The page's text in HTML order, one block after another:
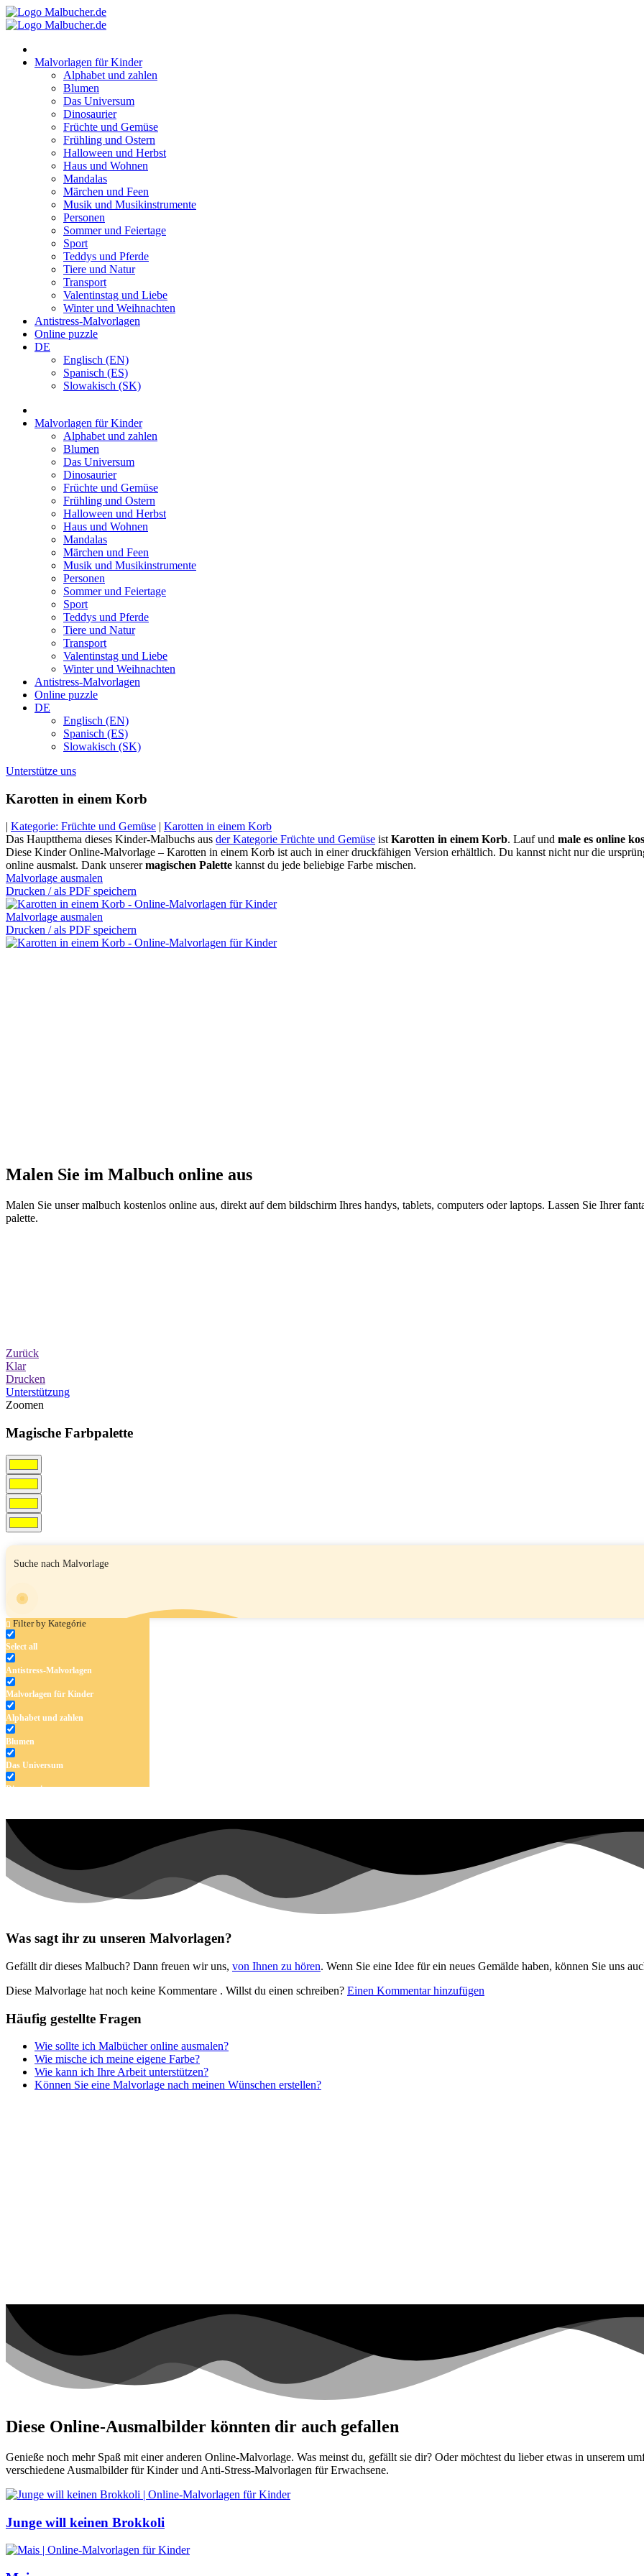
Zum
Inhalt
Malvorlagen für Kinder
Alphabet und zahlen
Blumen
Das Universum
Dinosaurier
Früchte und Gemüse
Frühling und Ostern
Halloween und Herbst
Haus und Wohnen
Mandalas
Märchen und Feen
Musik und Musikinstrumente
Personen
Sommer und Feiertage
Sport
Teddys und Pferde
Tiere und Natur
Transport
Valentinstag und Liebe
Winter und Weihnachten
Antistress-Malvorlagen
Online puzzle
DE
Englisch (EN)
Spanisch (ES)
Slowakisch (SK)
Malvorlagen für Kinder
Alphabet und zahlen
Blumen
Das Universum
Dinosaurier
Früchte und Gemüse
Frühling und Ostern
Halloween und Herbst
Haus und Wohnen
Mandalas
Märchen und Feen
Musik und Musikinstrumente
Personen
Sommer und Feiertage
Sport
Teddys und Pferde
Tiere und Natur
Transport
Valentinstag und Liebe
Winter und Weihnachten
Antistress-Malvorlagen
Online puzzle
DE
Englisch (EN)
Spanisch (ES)
Slowakisch (SK)
Unterstütze uns
Karotten in einem Korb
| Kategorie: Früchte und Gemüse | Karotten in einem Korb
Das Hauptthema dieses Kinder-Malbuchs aus der Kategorie Früchte und Gemüse istKarotten in einem Korb. Lauf und male es online
Diese Kinder Online-Malvorlage – Karotten in einem Korb ist auch in einer druckfähigen Version erhältlich. Du kannst nicht nur die
online ausmalst. Dank unserermagischen Palette kannst du jede beliebige Farbe mischen.
Malvorlage ausmalen
Drucken / als PDF speichern
Malvorlage ausmalen
Drucken / als PDF speichern
Malen Sie im Malbuch online aus
Malen Sie unser malbuch kostenlos online aus, direkt auf dem bildschirm Ihres handys, tablets, computers oder laptops. Lassen Sie Ihrer
palette.
Zurück
Klar
Drucken
Unterstützung
Zoomen
Magische Farbpalette
Filter by Kategórie
Select all
Antistress-Malvorlagen
Malvorlagen für Kinder
Alphabet und zahlen
Blumen
Das Universum
Dinosaurier
Frühling und Ostern
Halloween und Herbst
Haus und Wohnen
Märchen und Feen
Sport
Teddys und Pferde
Tiere und Natur
Was sagt ihr zu unseren Malvorlagen?
Gefällt dir dieses Malbuch? Dann freuen wir uns, von Ihnen zu hören. Wenn Sie eine Idee für ein neues Gemälde haben, können Sie uns
Diese Malvorlage hat noch keine Kommentare . Willst du einen schreiben? Einen Kommentar hinzufügen
Häufig gestellte Fragen
Wie sollte ich Malbücher online ausmalen?
Wie mische ich meine eigene Farbe?
Wie kann ich Ihre Arbeit unterstützen?
Können Sie eine Malvorlage nach meinen Wünschen erstellen?
Diese Online-Ausmalbilder könnten dir auch gefallen
Genieße noch mehr Spaß mit einer anderen Online-Malvorlage. Was meinst du, gefällt sie dir? Oder möchtest du lieber etwas in unserem
verschiedene Ausmalbilder für Kinder und Anti-Stress-Malvorlagen für Erwachsene.
Junge will keinen Brokkoli